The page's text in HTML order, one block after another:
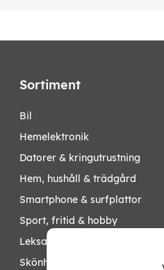
Sortiment
bil
hemelektronik
datorer & kringutrustning
hem, hushåll & trädgård
smartphone & surfplattor
sport, fritid & hobby
leksaker, barn- &
skönhet & hälsa